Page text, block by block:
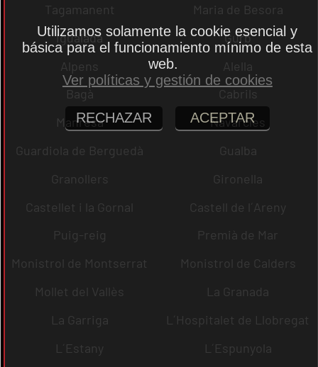
Tagamanent
Maria de Besora
Igualada
Gurb
Alpens
Alella
Bagà
Cabrils
Manresa
Navarcles
Guardiola de Berguedà
Gualba
Granollers
Gironella
Castellet i la Gornal
Castell de l´Areny
Puig-reig
Premià de Mar
Monistrol de Montserrat
Monistrol de Calders
Mollet del Vallès
La Granada
La Garriga
L´Hospitalet de Llobregat
L´Estany
L´Espunyola
Utilizamos solamente la cookie esencial y
básica para el funcionamiento mínimo de esta
web.
Ver políticas y gestión de cookies
RECHAZAR ACEPTAR